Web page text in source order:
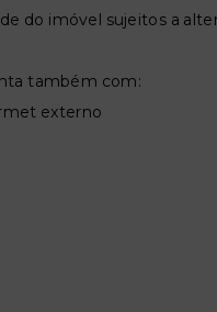
do imóvel sujeitos a
também com:
externo